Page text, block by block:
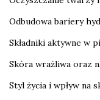
Odbudowa bariery
Składniki aktywne w
Skóra wrażliwa oraz
Styl życia i wpływ na